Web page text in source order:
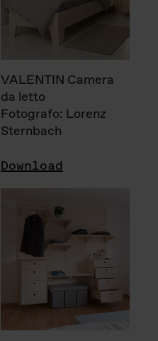
VALENTIN Camera
da letto
Fotografo: Lorenz
Sternbach
Download